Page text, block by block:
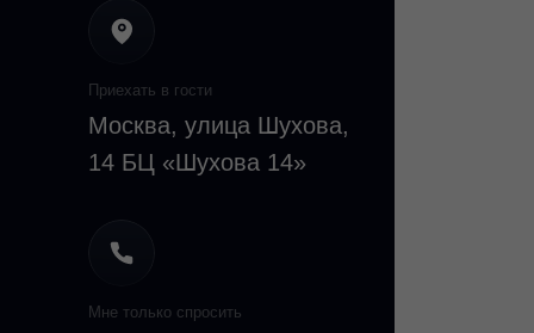
Мне только спросить
Приехать в гости
Москва, улица Шухова,
14 БЦ «Шухова 14»